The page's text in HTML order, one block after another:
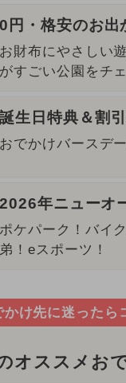
0円・格安のお出
お財布にやさしい
がすごい公園をチ
誕生日特典＆割
おでかけバースデ
2026年ニューオ
ポケパーク！バイ
弟！eスポーツ！
かけ先に迷ったら
オススメお